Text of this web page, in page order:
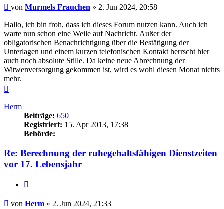
Beitrag
von Murmels Frauchen » 2. Jun 2024, 20:58
Hallo, ich bin froh, dass ich dieses Forum nutzen kann. Auch ich
warte nun schon eine Weile auf Nachricht. Außer der
obligatorischen Benachrichtigung über die Bestätigung der
Unterlagen und einem kurzen telefonischen Kontakt herrscht hier
auch noch absolute Stille. Da keine neue Abrechnung der
Witwenversorgung gekommen ist, wird es wohl diesen Monat nichts
mehr.
Herm
Beiträge: 650
Registriert: 15. Apr 2013, 17:38
Behörde:
Re: Berechnung der ruhegehaltsfähigen Dienstzeiten
vor 17. Lebensjahr
Beitrag
von Herm » 2. Jun 2024, 21:33